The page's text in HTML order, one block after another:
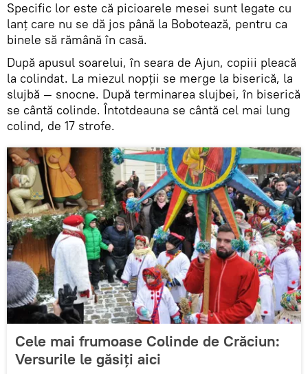
Specific lor este că picioarele mesei sunt legate cu
lanţ care nu se dă jos până la Bobotează, pentru ca
binele să rămână în casă.
După apusul soarelui, în seara de Ajun, copiii pleacă
la colindat. La miezul nopţii se merge la biserică, la
slujbă — snocne. După terminarea slujbei, în biserică
se cântă colinde. Întotdeauna se cântă cel mai lung
colind, de 17 strofe.
Cele mai frumoase Colinde de Crăciun:
Versurile le găsiți aici